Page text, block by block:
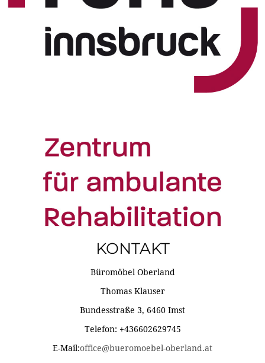
KONTAKT
Büromöbel Oberland
Thomas Klauser
Bundesstraße 3, 6460 Imst
Telefon: +436602629745
E-Mail:office@bueromoebel-oberland.at